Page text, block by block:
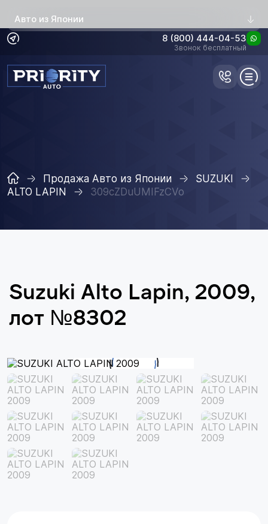
Авто из Японии
8 (800) 444-04-53
Звонок бесплатный
Продажа Авто из Японии
SUZUKI
ALTO LAPIN
309cZDuUMIFzCVo
Suzuki Alto Lapin, 2009,
лот №8302